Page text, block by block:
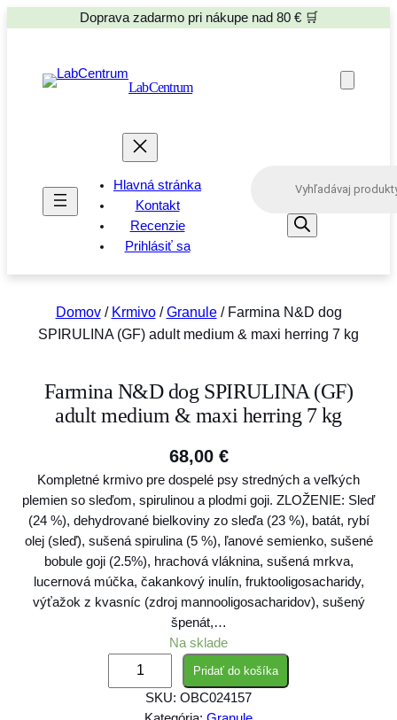
Doprava zadarmo pri nákupe nad 80 € 🛒
LabCentrum
Hlavná stránka
Kontakt
Recenzie
Prihlásiť sa
s
e
r
Domov/ Krmivo/Granule/ Farmina N&D dog
SPIRULINA (GF) adult medium & maxi herring 7 kg
Farmina N&D dog SPIRULINA (GF)
adult medium & maxi herring 7 kg
68,00 €
Kompletné krmivo pre dospelé psy stredných a veľkých
plemien so sleďom, spirulinou a plodmi goji. ZLOŽENIE: Sleď
(24 %), dehydrované bielkoviny zo sleďa (23 %), batát, rybí
olej (sleď), sušená spirulina (5 %), ľanové semienko, sušené
bobule goji (2.5%), hrachová vláknina, sušená mrkva,
lucernová múčka, čakankový inulín, fruktooligosacharidy,
výťažok z kvasníc (zdroj mannooligosacharidov), sušený
špenát,…
Na sklade
Pridať do košíka
SKU: OBC024157